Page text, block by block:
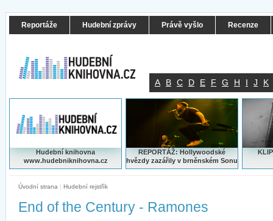
Reportáže Hudební zprávy Právě vyšlo Recenze
A B C D E F G H I J K
Hudební knihovna
www.hudebniknihovna.cz
REPORTÁŽ: Hollywoodské
hvězdy zazářily v brněnském Sonu
Úvodní strana | Hudební rejstřík
End of the Century - Ramones